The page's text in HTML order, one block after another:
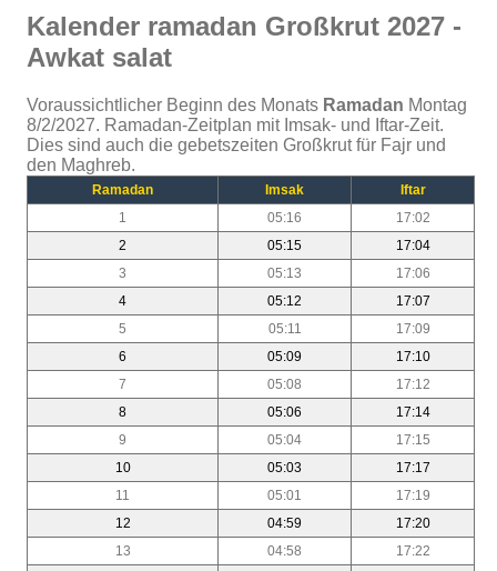
Kalender ramadan Großkrut 2027 -
Awkat salat
Voraussichtlicher Beginn des Monats Ramadan Montag
8/2/2027. Ramadan-Zeitplan mit Imsak- und Iftar-Zeit.
Dies sind auch die gebetszeiten Großkrut für Fajr und
den Maghreb.
Ramadan Imsak
Iftar
1
05:16
17:02
2
05:15
17:04
3
05:13
17:06
4
05:12
17:07
5
05:11
17:09
6
05:09
17:10
7
05:08
17:12
8
05:06
17:14
9
05:04
17:15
10
05:03
17:17
11
05:01
17:19
12
04:59
17:20
13
04:58
17:22